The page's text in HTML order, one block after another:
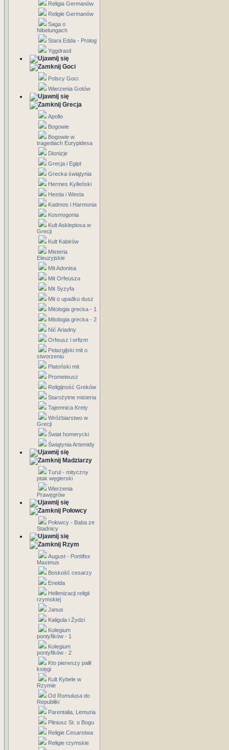
Religia Germanów
Religie Germanów
Saga o
Nibelungach
Stara Edda - Prolog
Yggdrasil
Goci
Polscy Goci
Wierzenia Gotów
Grecja
Apollo
Bogowie
Bogowie w
tragediach Eurypidesa
Dionizje
Grecja i Egipt
Grecka świątynia
Hermes Kylleński
Hestia i Westa
Kadmos i Harmonia
Kosmogonia
Kult Asklepiosa w
Grecji
Kult Kabirów
Misteria
Eleuzyjskie
Mit Adonisa
Mit Orfeusza
Mit Syzyfa
Mit o upadku dusz
Mitologia grecka - 1
Mitologia grecka - 2
Nić Ariadny
Orfeusz i orfizm
Pelazgijski mit o
stworzeniu
Platoński mit
Prometeusz
Religijność Greków
Starożytne misteria
Tajemnica Krety
Wróżbiarstwo w
Grecji
Świat homerycki
Świątynia Artemidy
Madziarzy
Turul - mityczny
ptak węgierski
Wierzenia
Prawęgrów
Połowcy
Połowcy - Baba ze
Stadnicy
Rzym
August - Pontifex
Maximus
Boskość cesarzy
Eneida
Hellenizacji religii
rzymskiej
Janus
Kaligula i Żydzi
Kolegium
pontyfików - 1
Kolegium
pontyfików - 2
Kto pierwszy palił
księgi
Kult Kybele w
Rzymie
Od Romulusa do
Republiki
Parentalia, Lemuria
Pliniusz St. o Bogu
Religie Cesarstwa
Religie rzymskie